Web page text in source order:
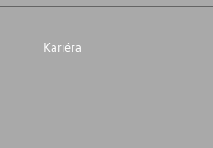
Kariéra